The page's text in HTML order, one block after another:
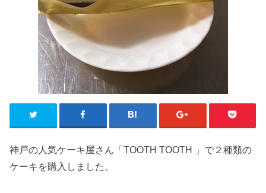
神戸の人気ケーキ屋さん「TOOTH TOOTH 」で２種類の
ケーキを購入しました。